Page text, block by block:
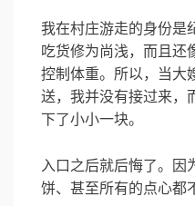
我在村庄游走的身份是
吃货修为尚浅，而且还
控制体重。所以，当大
送，我并没有接过来，
下了小小一块。
入口之后就后悔了。因
饼、甚至所有的点心都